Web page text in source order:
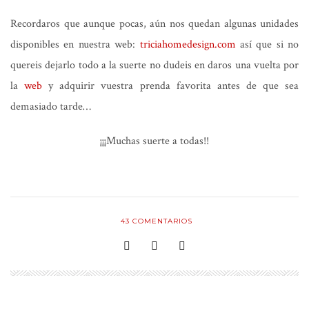
Recordaros que aunque pocas, aún nos quedan algunas unidades
disponibles en nuestra web: triciahomedesign.com así que si no
quereis dejarlo todo a la suerte no dudeis en daros una vuelta por
laweb y adquirir vuestra prenda favorita antes de que sea
demasiado tarde…
¡¡¡Muchas suerte a todas!!
43 COMENTARIOS